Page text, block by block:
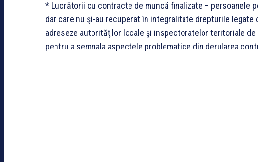
* Lucrătorii cu contracte de muncă finalizate – persoanele
dar care nu şi-au recuperat în integralitate drepturile
adreseze autorităţilor locale şi inspectoratelor teritoriale
pentru a semnala aspectele problematice din derularea